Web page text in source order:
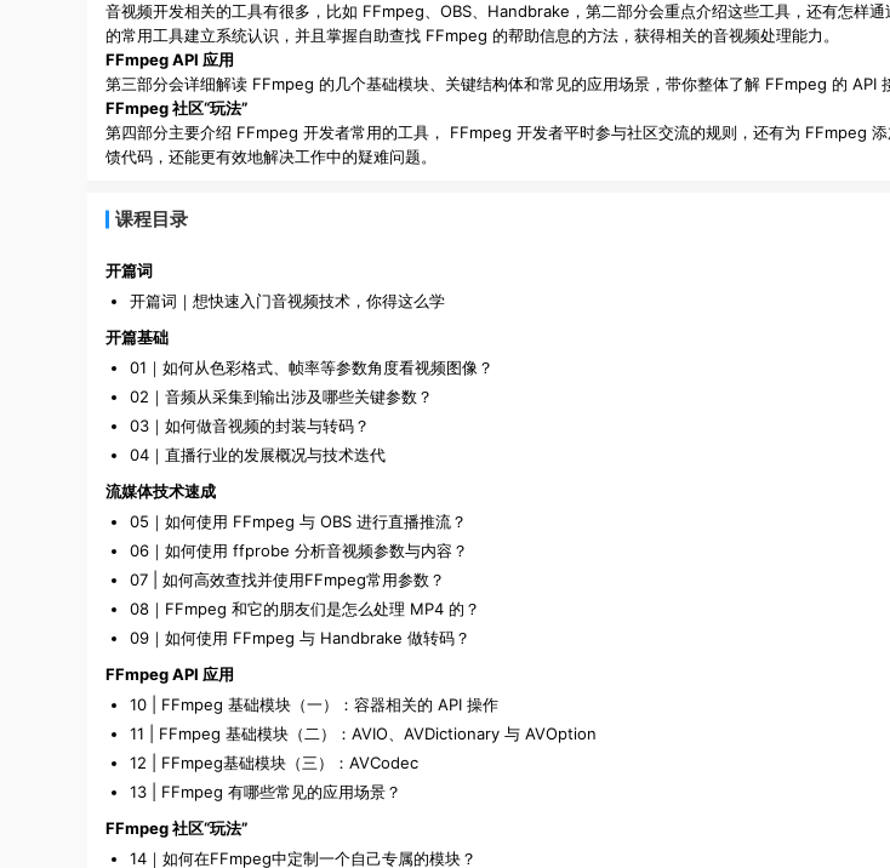
音视频开发相关的工具有很多，比如 FFmpeg、OBS、Handbrake，第二部分会重点介绍这些工具，还有怎样
的常用工具建立系统认识，并且掌握自助查找 FFmpeg 的帮助信息的方法，获得相关的音视频处理能力。
FFmpeg API 应用
第三部分会详细解读 FFmpeg 的几个基础模块、关键结构体和常见的应用场景，带你整体了解 FFmpeg 的 API
FFmpeg 社区“玩法”
第四部分主要介绍 FFmpeg 开发者常用的工具， FFmpeg 开发者平时参与社区交流的规则，还有为 FFmpeg
馈代码，还能更有效地解决工作中的疑难问题。
课程目录
开篇词
开篇词｜想快速入门音视频技术，你得这么学
开篇基础
01｜如何从色彩格式、帧率等参数角度看视频图像？
02｜音频从采集到输出涉及哪些关键参数？
03｜如何做音视频的封装与转码？
04｜直播行业的发展概况与技术迭代
流媒体技术速成
05｜如何使用 FFmpeg 与 OBS 进行直播推流？
06｜如何使用 ffprobe 分析音视频参数与内容？
07 | 如何高效查找并使用FFmpeg常用参数？
08｜FFmpeg 和它的朋友们是怎么处理 MP4 的？
09｜如何使用 FFmpeg 与 Handbrake 做转码？
FFmpeg API 应用
10 | FFmpeg 基础模块（一）：容器相关的 API 操作
11 | FFmpeg 基础模块（二）：AVIO、AVDictionary 与 AVOption
12 | FFmpeg基础模块（三）：AVCodec
13 | FFmpeg 有哪些常见的应用场景？
FFmpeg 社区“玩法”
14｜如何在FFmpeg中定制一个自己专属的模块？